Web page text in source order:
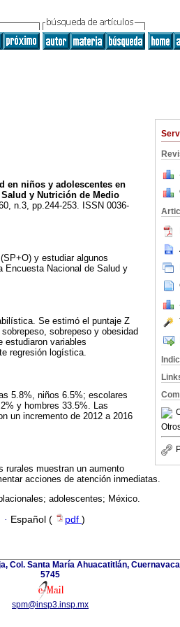
en niños y adolescentes en
y Nutrición de Medio
n.3, pp.244-253. ISSN 0036-
y estudiar algunos
Encuesta Nacional de Salud y
Se estimó el puntaje Z
sobrepeso y obesidad
estudiaron variables
regresión logística.
5.8%, niños 6.5%; escolares
y hombres 33.5%. Las
un incremento de 2012 a 2016
rurales muestran un aumento
acciones de atención inmediatas.
adolescentes; México.
· Español ( pdf )
Col. Santa María Ahuacatitlán,
5745
spm@insp3.insp.mx